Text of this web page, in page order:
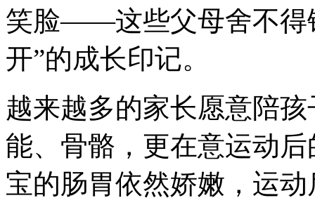
笑脸——这些父母舍不得
开”的成长印记。
越来越多的家长愿意陪
能、骨骼，更在意运动
宝的肠胃依然娇嫩，运